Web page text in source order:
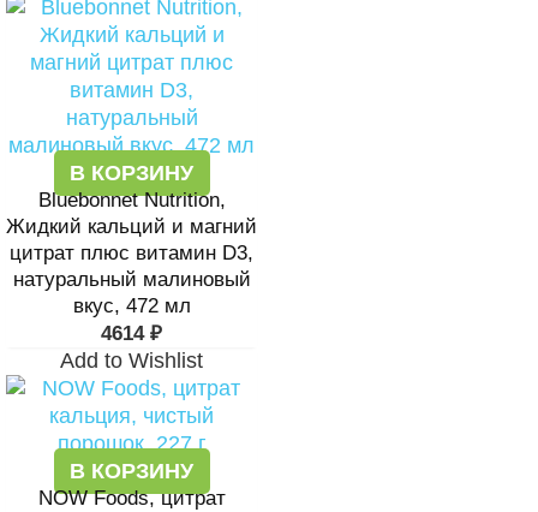
В КОРЗИНУ
Bluebonnet Nutrition,
Жидкий кальций и магний
цитрат плюс витамин D3,
натуральный малиновый
вкус, 472 мл
4614 ₽
Add to Wishlist
В КОРЗИНУ
NOW Foods, цитрат